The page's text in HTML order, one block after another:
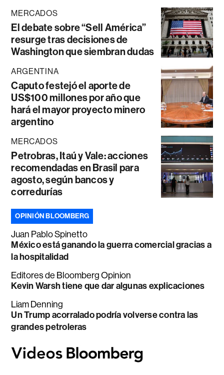
MERCADOS
El debate sobre “Sell América”
resurge tras decisiones de
Washington que siembran dudas
ARGENTINA
Caputo festejó el aporte de
US$100 millones por año que
hará el mayor proyecto minero
argentino
MERCADOS
Petrobras, Itaú y Vale: acciones
recomendadas en Brasil para
agosto, según bancos y
corredurías
OPINIÓN BLOOMBERG
Juan Pablo Spinetto
México está ganando la guerra comercial gracias a
la hospitalidad
Editores de Bloomberg Opinion
Kevin Warsh tiene que dar algunas explicaciones
Liam Denning
Un Trump acorralado podría volverse contra las
grandes petroleras